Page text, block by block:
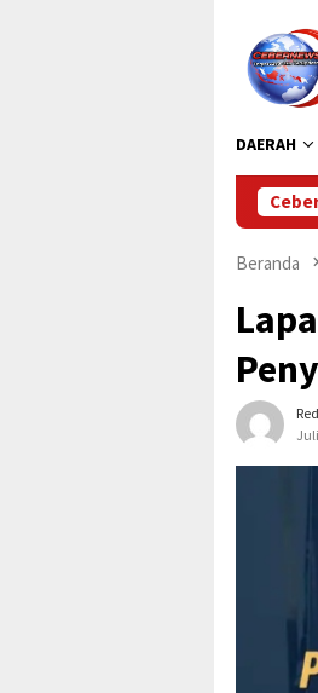
konten
DAERAH
Dinas Perhubungan Kabupaten
Beranda